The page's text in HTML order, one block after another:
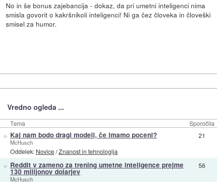
No in še bonus zajebancija - dokaz, da pri umetni inteligenci nima
smisla govorit o kakršnikoli inteligenci! Ni ga čez človeka in človeški
smisel za humor.
Vredno ogleda ...
Tema Sporočila
» Kaj nam bodo dragi modeli, če imamo poceni?
McHusch
Oddelek: Novice/Znanost in tehnologija
21
» Reddit v zameno za trening umetne inteligence prejme
130 milijonov dolarjev
McHusch
56